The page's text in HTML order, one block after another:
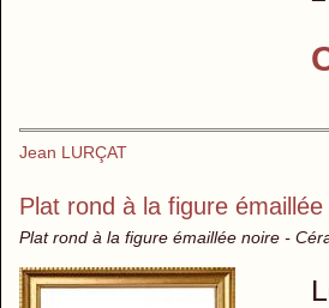
Jean LURÇAT
Plat rond à la figure émaillée
Plat rond à la figure émaillée noire -